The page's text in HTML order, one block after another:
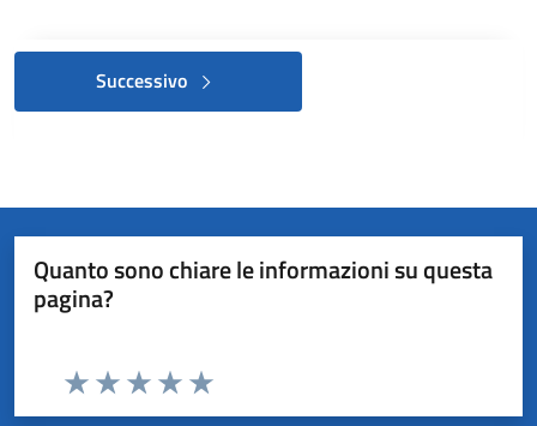
Successivo
Quanto sono chiare le informazioni su questa
pagina?
Valuta da 1 a 5 stelle la pagina
Valuta 5 stelle su 5
Valuta 4 stelle su 5
Valuta 3 stelle su 5
Valuta 2 stelle su 5
Valuta 1 stelle su 5